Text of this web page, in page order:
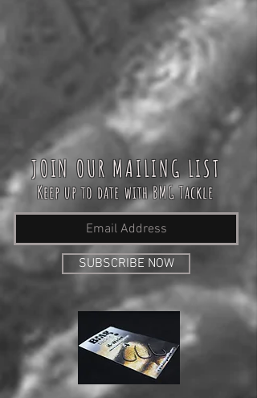
JOIN OUR MAILING LIST
Keep up to date with BMG Tackle
SUBSCRIBE NOW